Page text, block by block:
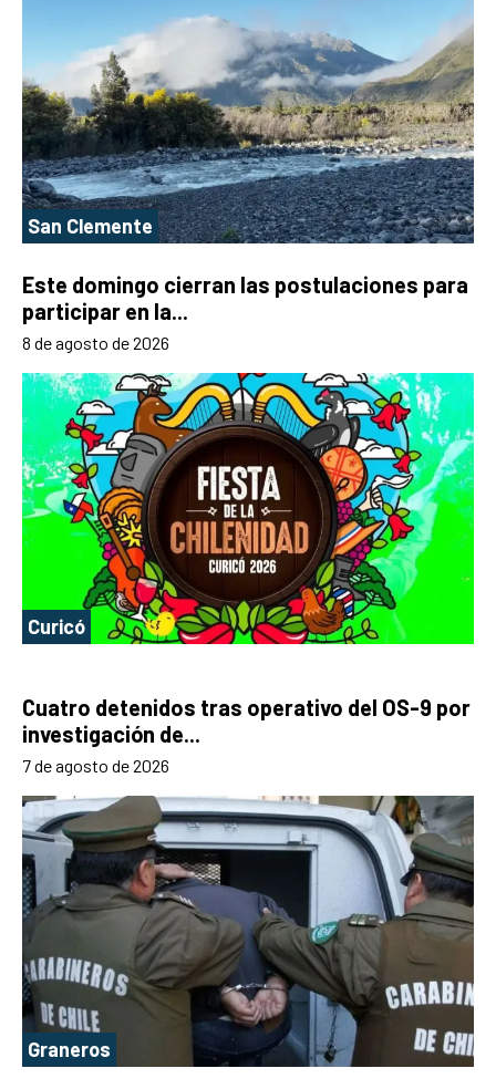
San Clemente
Este domingo cierran las postulaciones para
participar en la...
8 de agosto de 2026
Curicó
Cuatro detenidos tras operativo del OS-9 por
investigación de...
7 de agosto de 2026
Graneros